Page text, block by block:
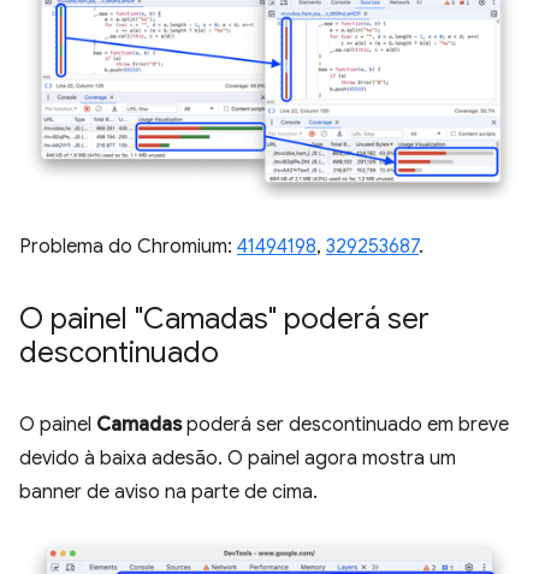
Problema do Chromium: 41494198, 329253687.
O painel "Camadas" poderá ser
descontinuado
O painel Camadaspoderá ser descontinuado em breve
devido à baixa adesão. O painel agora mostra um
banner de aviso na parte de cima.